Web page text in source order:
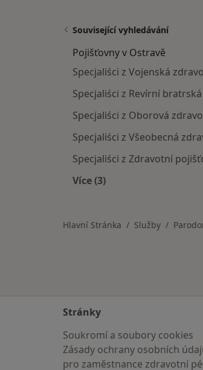
Související vyhledávání
Pojišťovny v Ostravě
Specjaliści z Vojenská
Specjaliści z Revírní
Specjaliści z Oborová
Specjaliści z Všeobecná
Specjaliści z Zdravotní
Více (3)
Hlavní Stránka Služby
Stránky
Soukromí a soubory cookies
Zásady ochrany osobních
pro zaměstnance zdravotní